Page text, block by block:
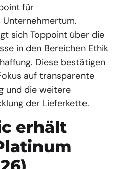
für
sich Toppoint über die
in den Bereichen Ethik
Diese bestätigen
auf transparente
und die weitere
der Lieferkette.
erhält